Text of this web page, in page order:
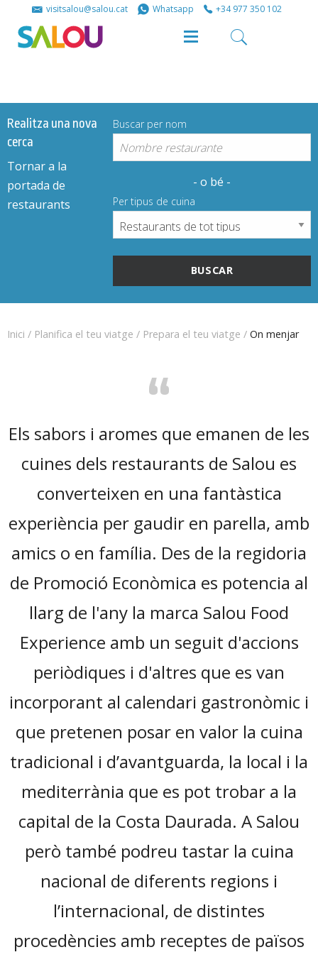
Share
on
Share
visitsalou@salou.cat Whatsapp +34 977 350 102
Realitza una nova
cerca
Tornar a la
portada de
restaurants
Buscar per nom
- o bé -
Per tipus de cuina
Inici / Planifica el teu viatge / Prepara el teu viatge / On menjar
“
Els sabors i aromes que emanen de les
cuines dels restaurants de Salou es
converteixen en una fantàstica
experiència per gaudir en parella, amb
amics o en família. Des de la regidoria
de Promoció Econòmica es potencia al
llarg de l'any la marca Salou Food
Experience amb un seguit d'accions
periòdiques i d'altres que es van
incorporant al calendari gastronòmic i
que pretenen posar en valor la cuina
tradicional i d’avantguarda, la local i la
mediterrània que es pot trobar a la
capital de la Costa Daurada. A Salou
però també podreu tastar la cuina
nacional de diferents regions i
l’internacional, de distintes
procedències amb receptes de països